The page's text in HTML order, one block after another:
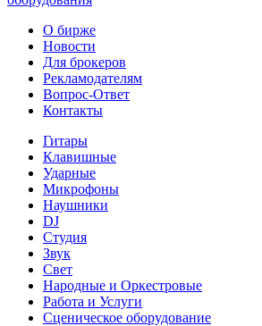
О бирже
Новости
Для брокеров
Рекламодателям
Вопрос-Ответ
Контакты
Гитары
Клавишные
Ударные
Микрофоны
Наушники
DJ
Студия
Звук
Свет
Народные и Оркестровые
Работа и Услуги
Сценическое оборудование